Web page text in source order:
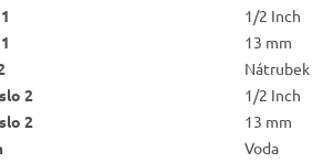
1/2 Inch
13 mm
Nátrubek
2
1/2 Inch
2
13 mm
Voda